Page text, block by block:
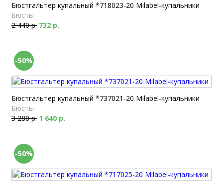
Бюстгальтер купальный *718023-20 Milabel-купальники
Бюсты
2 440 р. 732 р.
-50%
Бюстгальтер купальный *737021-20 Milabel-купальники
Бюсты
3 280 р. 1 640 р.
-50%